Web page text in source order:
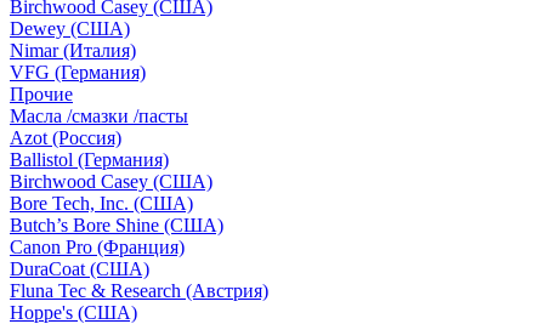
Birchwood Casey (США)
Dewey (США)
Nimar (Италия)
VFG (Германия)
Прочие
Масла /смазки /пасты
Azot (Россия)
Ballistol (Германия)
Birchwood Casey (США)
Bore Tech, Inc. (США)
Butch’s Bore Shine (СШA)
Canon Pro (Франция)
DuraCoat (США)
Fluna Tec & Research (Австрия)
Hoppe's (США)